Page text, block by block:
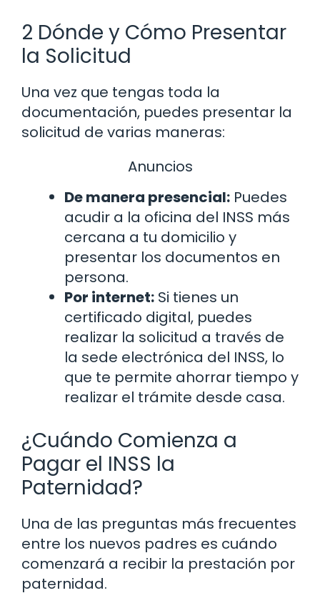
2 Dónde y Cómo Presentar
la Solicitud
Una vez que tengas toda la
documentación, puedes presentar la
solicitud de varias maneras:
Anuncios
De manera presencial: Puedes
acudir a la oficina del INSS más
cercana a tu domicilio y
presentar los documentos en
persona.
Por internet: Si tienes un
certificado digital, puedes
realizar la solicitud a través de
la sede electrónica del INSS, lo
que te permite ahorrar tiempo y
realizar el trámite desde casa.
¿Cuándo Comienza a
Pagar el INSS la
Paternidad?
Una de las preguntas más frecuentes
entre los nuevos padres es cuándo
comenzará a recibir la prestación por
paternidad.